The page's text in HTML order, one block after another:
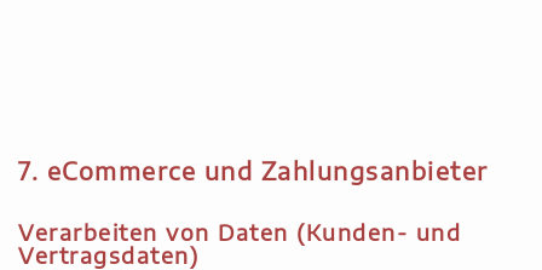
7. eCommerce und Zahlungs­anbieter
Verarbeiten von Daten (Kunden- und
Vertragsdaten)